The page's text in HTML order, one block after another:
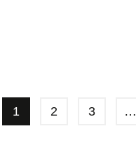
1 2 3 …